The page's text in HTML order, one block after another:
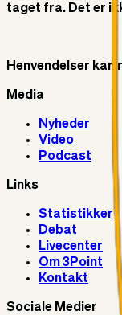
taget fra. Det er
Henvendelser
Media
Nyheder
Video
Podcast
Links
Statistikker
Debat
Livecenter
Om 3Point
Kontakt
Sociale Medier